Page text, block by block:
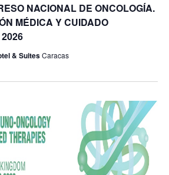
NACIONAL DE ONCOLOGÍA.
MÉDICA Y CUIDADO
& SuitesCaracas